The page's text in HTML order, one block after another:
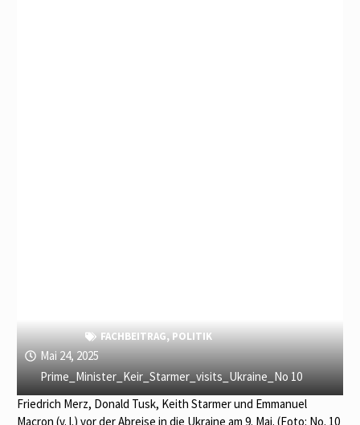
FACHBEITRAG, POLITIK
Mai 24, 2025
Prime_Minister_Keir_Starmer_visits_Ukraine_No 10
Friedrich Merz, Donald Tusk, Keith Starmer und Emmanuel
Macron (v. l.) vor der Abreise in die Ukraine am 9. Mai. (Foto: No. 10